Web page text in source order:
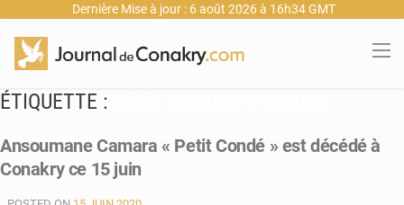
Dernière Mise à jour : 6 août 2026 à 16h34 GMT
ÉTIQUETTE :
Ansoumane Camara « Petit Condé » est décédé à
Conakry ce 15 juin